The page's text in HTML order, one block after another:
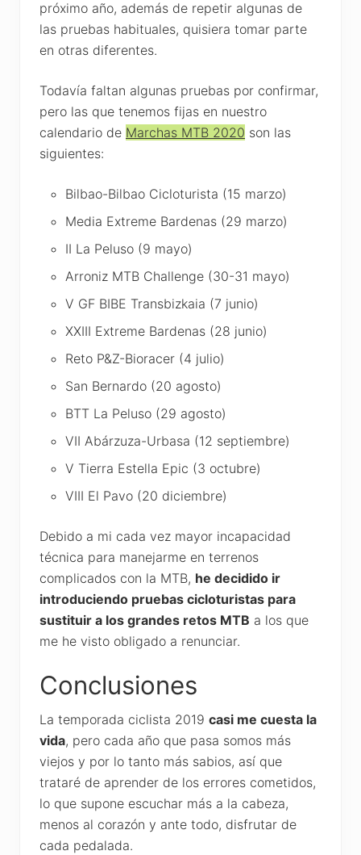
próximo año, además de repetir algunas de
las pruebas habituales, quisiera tomar parte
en otras diferentes.
Todavía faltan algunas pruebas por confirmar,
pero las que tenemos fijas en nuestro
calendario de Marchas MTB 2020 son las
siguientes:
Bilbao-Bilbao Cicloturista (15 marzo)
Media Extreme Bardenas (29 marzo)
II La Peluso (9 mayo)
Arroniz MTB Challenge (30-31 mayo)
V GF BIBE Transbizkaia (7 junio)
XXIII Extreme Bardenas (28 junio)
Reto P&Z-Bioracer (4 julio)
San Bernardo (20 agosto)
BTT La Peluso (29 agosto)
VII Abárzuza-Urbasa (12 septiembre)
V Tierra Estella Epic (3 octubre)
VIII El Pavo (20 diciembre)
Debido a mi cada vez mayor incapacidad
técnica para manejarme en terrenos
complicados con la MTB, he decidido ir
introduciendo pruebas cicloturistas para
sustituir a los grandes retos MTB a los que
me he visto obligado a renunciar.
Conclusiones
La temporada ciclista 2019 casi me cuesta la
vida, pero cada año que pasa somos más
viejos y por lo tanto más sabios, así que
trataré de aprender de los errores cometidos,
lo que supone escuchar más a la cabeza,
menos al corazón y ante todo, disfrutar de
cada pedalada.